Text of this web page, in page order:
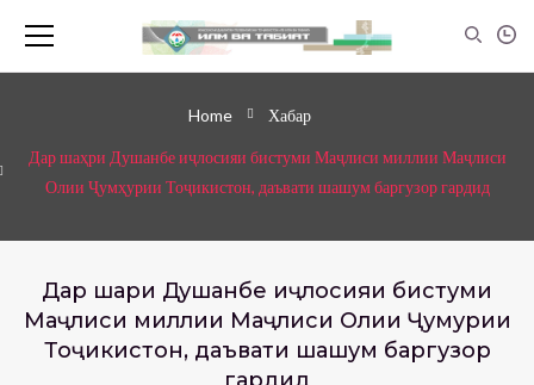
Home Хабар
Дар шаҳри Душанбе иҷлосияи бистуми Маҷлиси миллии Маҷлиси
Олии Ҷумҳурии Тоҷикистон, даъвати шашум баргузор гардид
Дар шаҳри Душанбе иҷлосияи бистуми
Маҷлиси миллии Маҷлиси Олии Ҷумҳурии
Тоҷикистон, даъвати шашум баргузор